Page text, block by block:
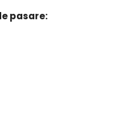
pasare: